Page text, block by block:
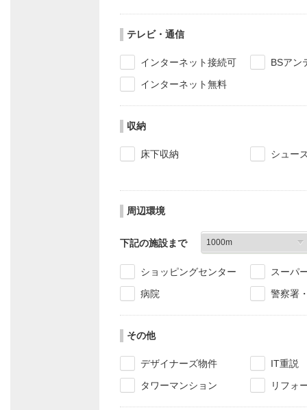
テレビ・通信
インターネット接続可
BSアン
インターネット無料
収納
床下収納 シュー
周辺環境
下記の施設まで
ショッピングセンター
スーパ
病院
警察署
その他
デザイナーズ物件
IT重説
タワーマンション
リフォ